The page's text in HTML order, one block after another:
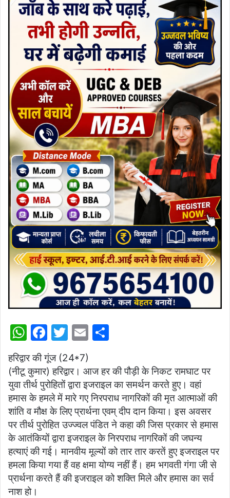
W
at
s
A
p
p
F
a
c
e
b
o
o
k
T
itt
er
E
ai
l
ar
e
हरिद्वार की गूंज (24*7)
(नीटू कुमार) हरिद्वार। आज हर की पौड़ी के निकट रामघाट पर
युवा तीर्थ पुरोहितों द्वारा इजराइल का समर्थन करते हुए। वहां
हमास के हमले में मारे गए निरपराध नागरिकों की मृत आत्माओं की
शांति व मौक्ष के लिए प्रार्थना एवम् दीप दान किया। इस अवसर
पर तीर्थ पुरोहित उज्ज्वल पंडित ने कहा की जिस प्रकार से हमास
के आतंकियों द्वारा इजराइल के निरपराध नागरिकों की जघन्य
हत्याएं की गई। मानवीय मूल्यों को तार तार करतें हुए इजराइल पर
हमला किया गया हैं वह क्षमा योग्य नहीं हैं। हम भगवती गंगा जी से
प्रार्थना करते हैं की इजराइल को शक्ति मिले और हमास का सर्व
नाश हो।